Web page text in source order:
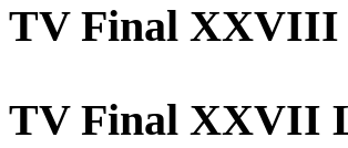
TV Final XXVIII
TV Final XXVII